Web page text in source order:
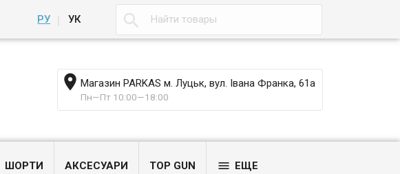
РУ УК 
 Магазин PARKAS м. Луцьк, вул. Івана Франка, 61а
Пн—Пт 10:00—18:00
ШОРТИ АКСЕСУАРИ TOP GUN  ЕЩЕ